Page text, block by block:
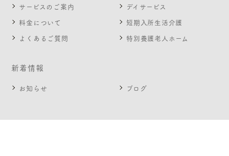
サービスのご案内
デイサービス
料金について
短期入所生活介護
よくあるご質問
特別養護老人ホーム
新着情報
お知らせ ブログ